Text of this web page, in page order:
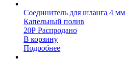
Соединитель для шланга 4 мм
Капельный полив
20Р Распродано
В корзину
Подробнее